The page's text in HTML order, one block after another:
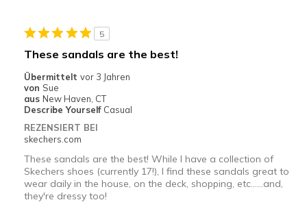
Geeignete Verwendung
Casual Wear
View On Shoes
I'm Into Shoes
5
These sandals are the best!
Übermittelt vor 3 Jahren
von Sue
aus New Haven, CT
Describe Yourself Casual
REZENSIERT BEI
skechers.com
These sandals are the best! While I have a collection of
Skechers shoes (currently 17!), I find these sandals great to
wear daily in the house, on the deck, shopping, etc……and,
they're dressy too!